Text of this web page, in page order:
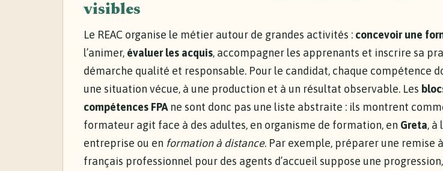
visibles
Le REAC organise le métier autour de grandes activités : concevoir une
l’animer, évaluer les acquis, accompagner les apprenants et inscrire sa
démarche qualité et responsable. Pour le candidat, chaque compétence
une situation vécue, à une production et à un résultat observable. Les
compétences FPAne sont donc pas une liste abstraite : ils montrent
formateur agit face à des adultes, en organisme de formation, en Greta, à
entreprise ou en formation à distance. Par exemple, préparer une remise
français professionnel pour des agents d’accueil suppose une